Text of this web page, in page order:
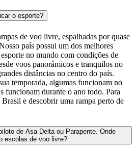
o esporte?
de voo livre, espalhadas por quase
país possui um dos melhores
no mundo com condições de
voos panorâmicos e tranquilos no
distâncias no centro do país.
temporada, algumas funcionam no
funcionam durante o ano todo. Para
e descobrir uma rampa perto de
de Asa Delta ou Parapente. Onde
escolas de voo livre?